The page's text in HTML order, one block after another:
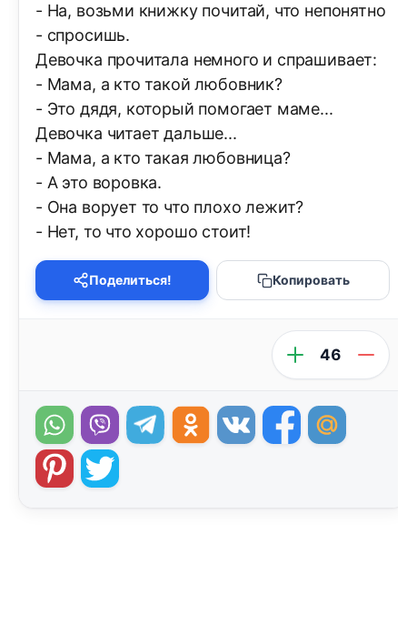
- На, возьми книжку почитай, что непонятно
- спросишь.
Девочка прочитала немного и спрашивает:
- Мама, а кто такой любовник?
- Это дядя, который помогает маме...
Девочка читает дальше...
- Мама, а кто такая любовница?
- А это воровка.
- Она ворует то что плохо лежит?
- Нет, то что хорошо стоит!
Поделиться! Копировать
46